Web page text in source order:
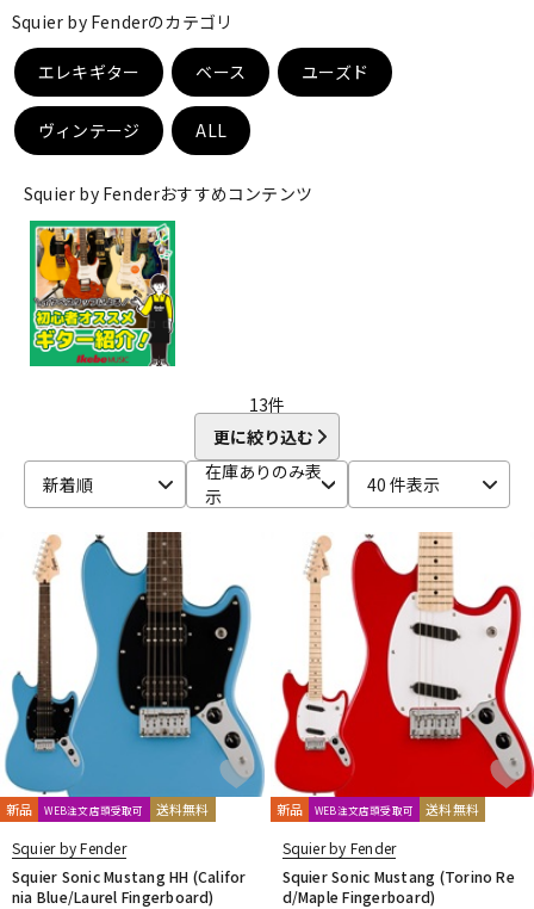
ドラム パーカッション
キーボード
管楽器
アンプ
DTM オンライン納品 レコーディング機器
配信/ライブ機器 楽器アクセサリ
中古 ヴィンテージ
Squier by Fenderのカテゴリ
エレキギター ベース ユーズド
ヴィンテージ ALL
Squier by Fenderおすすめコンテンツ
13件
更に絞り込む
新着順
在庫ありのみ表
示
40 件表示
新品 WEB注文店頭受取可 送料無料
Squier by Fender
Squier Sonic Mustang HH (Califor
nia Blue/Laurel Fingerboard)
新品 WEB注文店頭受取可 送料無料
Squier by Fender
Squier Sonic Mustang (Torino Re
d/Maple Fingerboard)